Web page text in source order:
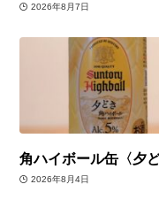
2026年8月7日
角ハイボール缶〈夕ど
2026年8月4日